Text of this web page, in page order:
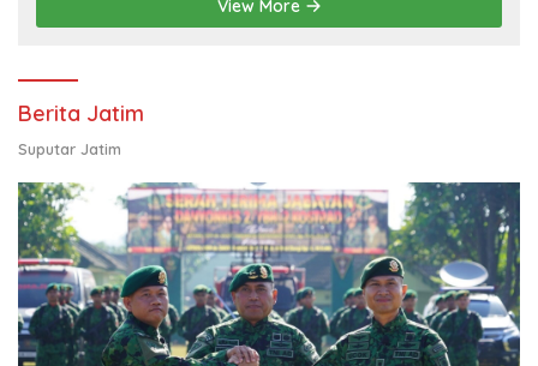
View More
Berita Jatim
Suputar Jatim